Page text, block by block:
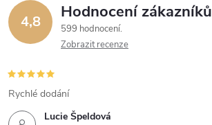
4,8 Hodnocení zákazníků
599 hodnocení
Zobrazit recenze
Lucie Špeldová
Rychlé dodání